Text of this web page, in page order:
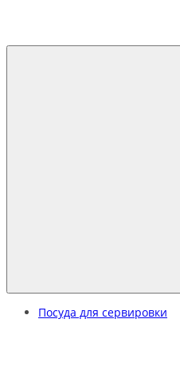
Посуда для сервировки